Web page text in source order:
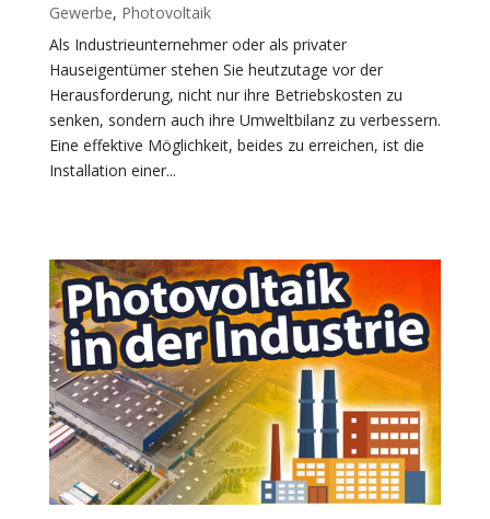
Gewerbe, Photovoltaik
Als Industrieunternehmer oder als privater
Hauseigentümer stehen Sie heutzutage vor der
Herausforderung, nicht nur ihre Betriebskosten zu
senken, sondern auch ihre Umweltbilanz zu verbessern.
Eine effektive Möglichkeit, beides zu erreichen, ist die
Installation einer...